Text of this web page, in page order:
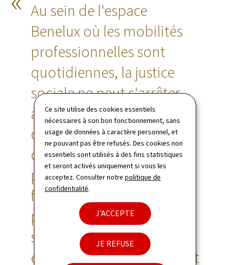
Ce site utilise des cookies essentiels
nécessaires à son bon fonctionnement, sans
usage de données à caractère personnel, et
ne pouvant pas être refusés. Des cookies non
essentiels sont utilisés à des fins statistiques
et seront activés uniquement si vous les
acceptez. Consulter notrepolitique de
confidentialité.
J'ACCEPTE
JE REFUSE
Au sein de l'espace
Benelux où les mobilités
professionnelles sont
quotidiennes, la justice
sociale ne peut s'arrêter
aux frontières. En signant
ce Traité, nous nous
dotons d'un outil concret
pour lutter contre les
fraudes transfrontalières,
protéger les travailleurs et
soutenir les entreprises et
employeurs qui respectent